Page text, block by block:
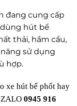
đang cung cấp
hút bể
thải, hầm cẩu,
sử dụng
hợp.
xe hút bể phốt hay
0945 916